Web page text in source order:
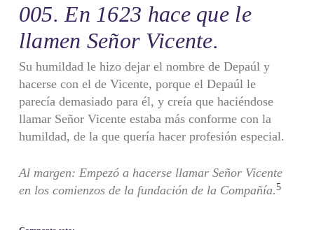
005. En 1623 hace que le
llamen Señor Vicente.
Su humildad le hizo dejar el nombre de Depaúl y
hacerse con el de Vicente, porque el Depaúl le
parecía demasiado para él, y creía que haciéndose
llamar Señor Vicente estaba más conforme con la
humil­dad, de la que quería hacer profesión especial.
Al margen: Empezó a hacerse llamar Señor Vicente
en los comienzos de la fundación de la Compañía.5